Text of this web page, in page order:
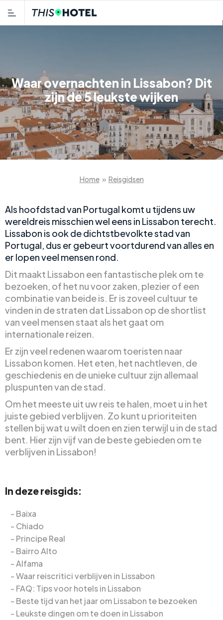
Waar overnachten in Lissabon? Dit
zijn de 5 leukste wijken
Home » Reisgidsen
Als hoofdstad van Portugal komt u tijdens uw
wereldreis misschien wel eens in Lissabon terecht.
Lissabon is ook de dichtstbevolkte stad van
Portugal, dus er gebeurt voortdurend van alles en
er lopen veel mensen rond.
Dit maakt Lissabon een fantastische plek om te
bezoeken, of het nu voor zaken, plezier of een
combinatie van beide is. Er is zoveel cultuur te
vinden in de straten dat Lissabon op de shortlist
van veel mensen staat als het gaat om
internationale reizen.
Er zijn veel redenen waarom toeristen naar
Lissabon komen. Het eten, het nachtleven, de
geschiedenis en de unieke cultuur zijn allemaal
pluspunten van de stad.
Om het meeste uit uw reis te halen, moet u in het
juiste gebied verblijven. Zo kunt u prioriteiten
stellen bij wat u wilt doen en zien terwijl u in de stad
bent. Hier zijn vijf van de beste gebieden om te
verblijven in Lissabon!
In deze reisgids:
Baixa
Chiado
Principe Real
Bairro Alto
Alfama
Waar reiscritici verblijven in Lissabon
FAQ: Tips voor hotels in Lissabon
Beste tijd van het jaar om Lissabon te bezoeken
Leukste dingen om te doen in Lissabon